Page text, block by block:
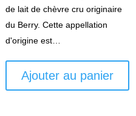
de lait de chèvre cru originaire
du Berry. Cette appellation
d'origine est…
Ajouter au panier